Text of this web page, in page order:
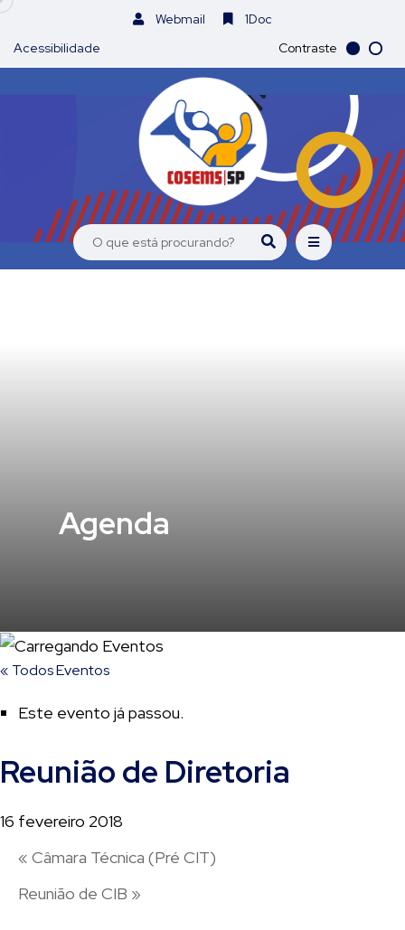
Webmail
1Doc
Acessibilidade
Contraste
Agenda
« Todos Eventos
Este evento já passou.
Reunião de Diretoria
16 fevereiro 2018
« Câmara Técnica (Pré CIT)
Reunião de CIB »